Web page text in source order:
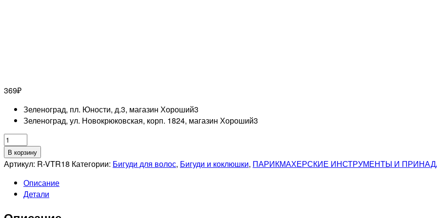
369₽
Зеленоград, пл. Юности, д.3, магазин Хороший3
Зеленоград, ул. Новокрюковская, корп. 1824, магазин Хороший3
Количество
товара
DEWAL
Бигуди-
липучки
В корзину
Артикул: R-VTR18 Категории: Бигуди для волос, Бигуди и коклюшки, ПАРИКМАХЕРСКИЕ ИНСТРУМЕНТЫ И
Описание
Детали